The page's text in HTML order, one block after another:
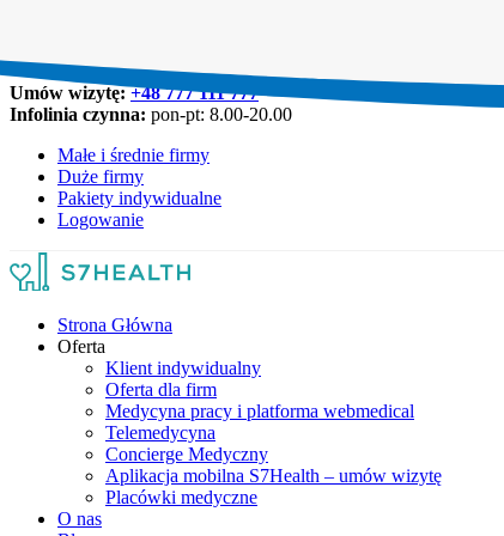
Umów wizytę:+48 777 111 777
Infolinia czynna: pon-pt: 8.00-20.00
Małe i średnie firmy
Duże firmy
Pakiety indywidualne
Logowanie
Strona Główna
Oferta
Klient indywidualny
Oferta dla firm
Medycyna pracy i platforma webmedical
Telemedycyna
Concierge Medyczny
Aplikacja mobilna S7Health – umów wizytę
Placówki medyczne
O nas